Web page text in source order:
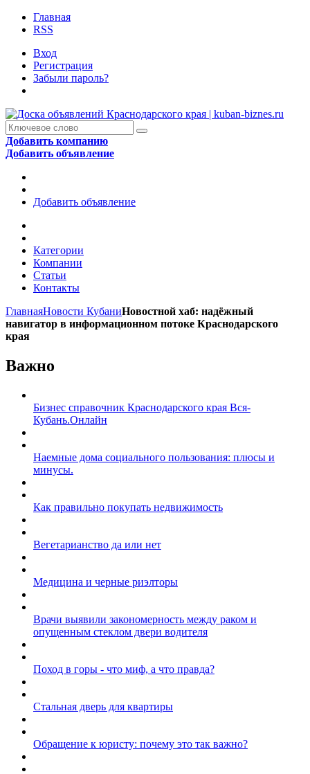
Главная
RSS
Вход
Регистрация
Забыли пароль?
Добавить компанию
Добавить объявление
Добавить объявление
Категории
Компании
Статьи
Контакты
ГлавнаяНовости КубаниНовостной хаб: надёжный
навигатор в информационном потоке Краснодарского
края
Важно
Бизнес справочник Краснодарского края Вся-
Кубань.Онлайн
Наемные дома социального пользования: плюсы и
минусы.
Как правильно покупать недвижимость
Вегетарианство да или нет
Медицина и черные риэлторы
Врачи выявили закономерность между раком и
опущенным стеклом двери водителя
Поход в горы - что миф, а что правда?
Стальная дверь для квартиры
Обращение к юристу: почему это так важно?